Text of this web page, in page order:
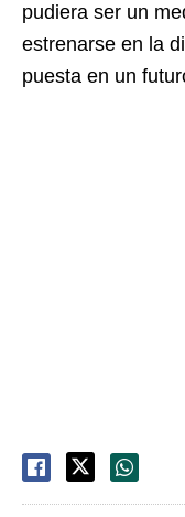
pudiera ser un
estrenarse en la
puesta en un